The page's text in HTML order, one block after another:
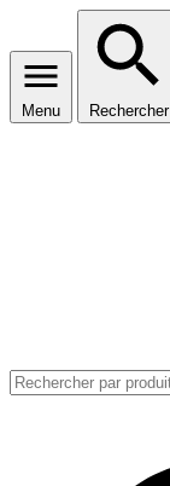
Menu Rechercher